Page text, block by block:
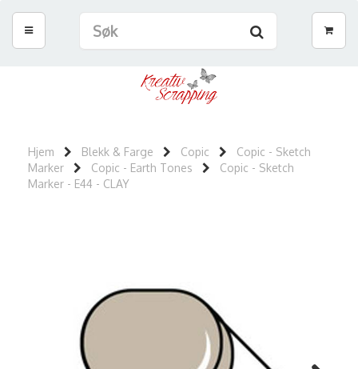
Hjem Blekk & Farge Copic
Copic - Sketch
Marker
Copic - Earth Tones
Copic - Sketch
Marker - E44 - CLAY